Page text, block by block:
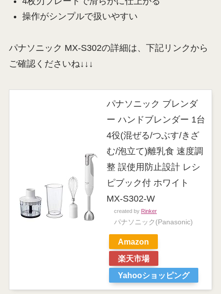
操作がシンプルで扱いやすい
パナソニック MX-S302の詳細は、下記リンクから
ご確認くださいね↓↓↓
パナソニック ブレンダ
ー ハンドブレンダー 1台
4役(混ぜる/つぶす/きざ
む/泡立て)離乳食 速度調
整 誤使用防止設計 レシ
ピブック付 ホワイト
MX-S302-W
created by Rinker
パナソニック(Panasonic)
Amazon
楽天市場
Yahooショッピング